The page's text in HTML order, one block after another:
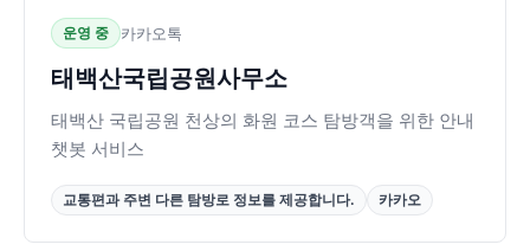
운영 중 카카오톡
태백산국립공원사무소
태백산 국립공원 천상의 화원 코스 탐방객을 위한 안내
챗봇 서비스
교통편과 주변 다른 탐방로 정보를 제공합니다. 카카오